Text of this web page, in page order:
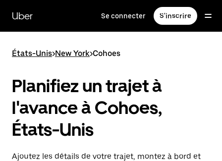
contenu
principal
Uber Se connecter S'inscrire
États-Unis>New York>Cohoes
Planifiez un trajet à
l'avance à Cohoes,
États-Unis
Ajoutez les détails de votre trajet, montez à bord et